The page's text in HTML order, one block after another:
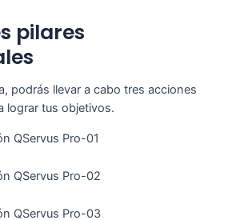
pilares
podrás llevar a cabo tres acciones
lograr tus objetivos.